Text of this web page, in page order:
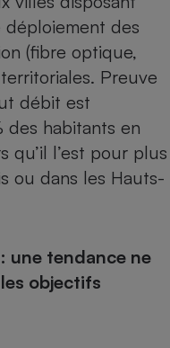
déploiement des
(fibre optique,
Preuve
débit est
des habitants en
qu’il l’est pour plus
ou dans les Hauts-
une tendance ne
objectifs
Climatiseur -
Ventilateur
Antivirus
Climatiseur -
Ventilateur